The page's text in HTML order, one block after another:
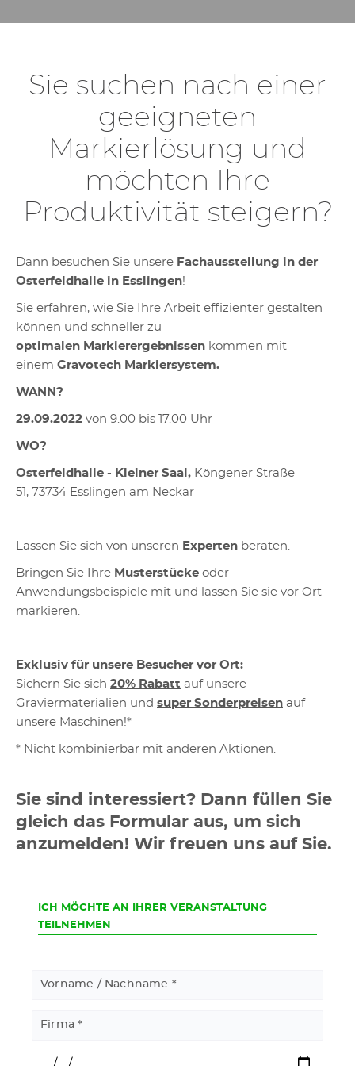
Sie suchen nach einer
geeigneten
Markierlösung und
möchten Ihre
Produktivität steigern?
Dann besuchen Sie unsere Fachausstellung in der
Osterfeldhalle in Esslingen!
Sie erfahren, wie Sie Ihre Arbeit effizienter gestalten
können und schneller zu
optimalen Markierergebnissen kommen mit
einem Gravotech Markiersystem.
WANN?
29.09.2022 von 9.00 bis 17.00 Uhr
WO?
Osterfeldhalle - Kleiner Saal, Köngener Straße
51, 73734 Esslingen am Neckar
Lassen Sie sich von unseren Experten beraten.
Bringen Sie Ihre Musterstücke oder
Anwendungsbeispiele mit und lassen Sie sie vor Ort
markieren.
Exklusiv für unsere Besucher vor Ort:
Sichern Sie sich 20% Rabatt auf unsere
Graviermaterialien und super Sonderpreisen auf
unsere Maschinen!*
* Nicht kombinierbar mit anderen Aktionen.
Sie sind interessiert? Dann füllen Sie
gleich das Formular aus, um sich
anzumelden! Wir freuen uns auf Sie.
CURRENT
ICH MÖCHTE AN IHRER VERANSTALTUNG
TEILNEHMEN
Vorname / Nachname
Firma